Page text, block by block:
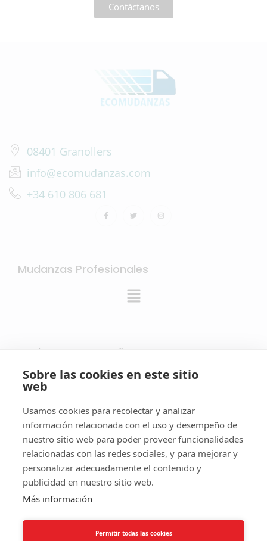
Sobre las cookies en este sitio
web
Usamos cookies para recolectar y analizar
información relacionada con el uso y desempeño de
nuestro sitio web para poder proveer funcionalidades
relacionadas con las redes sociales, y para mejorar y
personalizar adecuadamente el contenido y
publicidad en nuestro sitio web.
Más información
Permitir todas las cookies
Contáctanos
08401 Granollers
info@ecomudanzas.com
+34 610 806 681
Mudanzas Profesionales
Mudanzas en España y Europa
Información
PREGUNTAS FRECUENTES
AVISO LEGAL Y POLÍTICA DE PRIVACIDAD
POLÍTICA DE COOKIES